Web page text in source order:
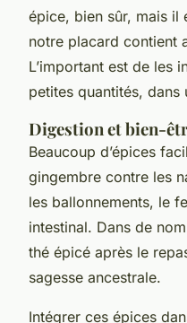
épice, bien sûr, mais il
notre placard contient
L’important est de les
petites quantités, dans
Digestion et bien-
Beaucoup d’épices
gingembre contre les
les ballonnements, le
intestinal. Dans de
thé épicé après le
sagesse ancestrale.
Intégrer ces épices